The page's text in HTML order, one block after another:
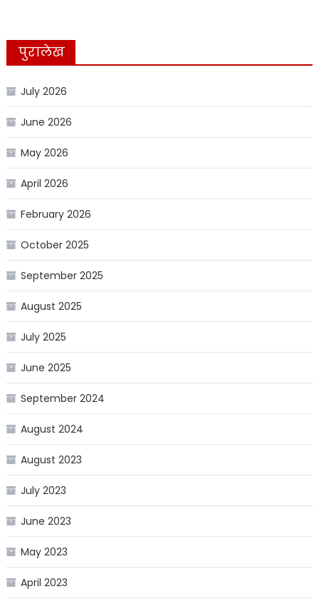
पुरालेख
July 2026
June 2026
May 2026
April 2026
February 2026
October 2025
September 2025
August 2025
July 2025
June 2025
September 2024
August 2024
August 2023
July 2023
June 2023
May 2023
April 2023